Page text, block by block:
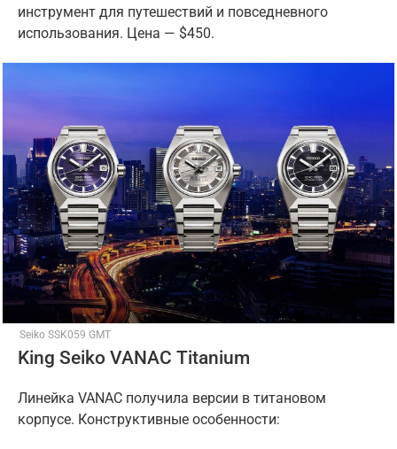
инструмент для путешествий и повседневного
использования. Цена — $450.
Seiko SSK059 GMT
King Seiko VANAC Titanium
Линейка VANAC получила версии в титановом
корпусе. Конструктивные особенности: